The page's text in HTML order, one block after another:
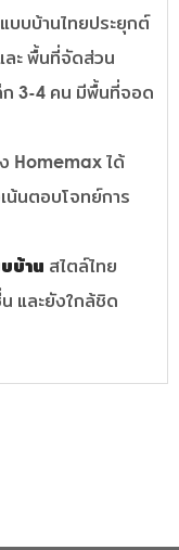
บบบ้านไทยประยุกต์
ละ พื้นที่จัดส่วน
ก 3-4 คน มีพื้นที่จอด
Homemax ได้
นตอบโจทย์การ
บ้าน สไตล์ไทย
และยังใกล้ชิด